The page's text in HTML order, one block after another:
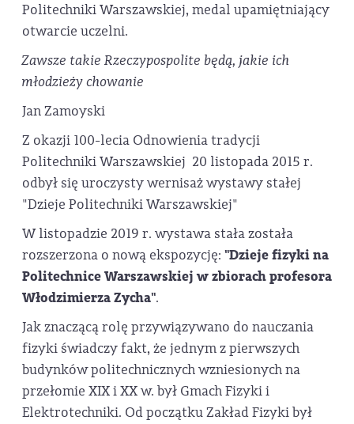
Politechniki Warszawskiej, medal upamiętniający
otwarcie uczelni.
Zawsze takie Rzeczypospolite będą, jakie ich
młodzieży chowanie
Jan Zamoyski
Z okazji 100-lecia Odnowienia tradycji
Politechniki Warszawskiej 20 listopada 2015 r.
odbył się uroczysty wernisaż wystawy stałej
"Dzieje Politechniki Warszawskiej"
W listopadzie 2019 r. wystawa stała została
rozszerzona o nową ekspozycję: "Dzieje fizyki na
Politechnice Warszawskiej w zbiorach profesora
Włodzimierza Zycha".
Jak znaczącą rolę przywiązywano do nauczania
fizyki świadczy fakt, że jednym z pierwszych
budynków politechnicznych wzniesionych na
przełomie XIX i XX w. był Gmach Fizyki i
Elektrotechniki. Od początku Zakład Fizyki był